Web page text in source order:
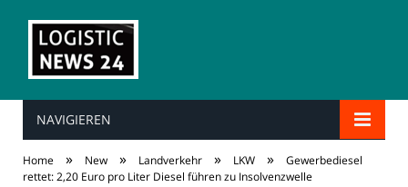
NAVIGIEREN
Home » New » Landverkehr » LKW »
Gewerbediesel
rettet: 2,20 Euro pro Liter Diesel führen zu Insolvenzwelle